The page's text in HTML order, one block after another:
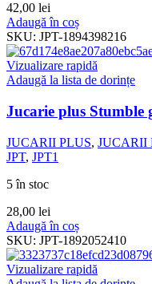
42,00 lei
Adaugă în coș
SKU: JPT-1894398216
Vizualizare rapidă
Adaugă la lista de dorințe
Jucarie plus Stumble
JUCARII PLUS, JUCARII
JPT, JPT1
5 în stoc
28,00 lei
Adaugă în coș
SKU: JPT-1892052410
Vizualizare rapidă